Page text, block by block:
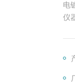
电
仪